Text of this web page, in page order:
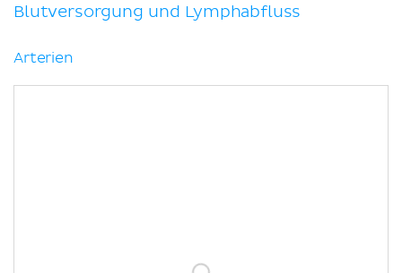
Blutversorgung und Lymphabfluss
Arterien